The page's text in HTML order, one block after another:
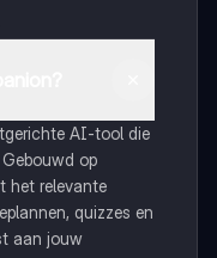
AI-tool die
op
het relevante
quizzes en
aan jouw